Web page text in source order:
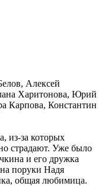
Алексей
Харитонова, Юрий
Карпова, Константин
из-за которых
страдают. Уже было
и его дружка
поруки Надя
общая любимица.